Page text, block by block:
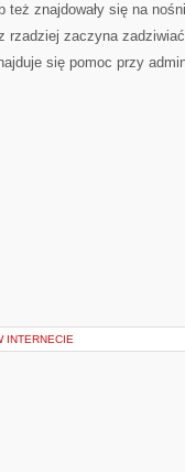
znajdowały się na
rzadziej zaczyna
się pomoc przy
INTERNECIE